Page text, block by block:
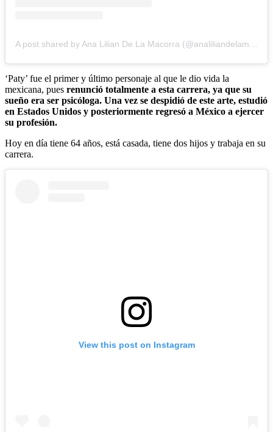
A post shared by Ana Lilian De La Macorra (@analiliandelamacorra)
‘Paty’ fue el primer y último personaje al que le dio vida la
mexicana, pues renunció totalmente a esta carrera, ya que su
sueño era ser psicóloga. Una vez se despidió de este arte, estudió
en Estados Unidos y posteriormente regresó a México a ejercer
su profesión.
Hoy en día tiene 64 años, está casada, tiene dos hijos y trabaja en su
carrera.
View this post on Instagram